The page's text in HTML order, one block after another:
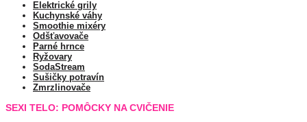
Elektrické grily
Kuchynské váhy
Smoothie mixéry
Odšťavovače
Parné hrnce
Ryžovary
SodaStream
Sušičky potravín
Zmrzlinovače
SEXI TELO: POMÔCKY NA CVIČENIE